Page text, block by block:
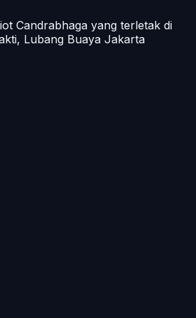
Candrabhaga yang terletak di
Lubang Buaya Jakarta